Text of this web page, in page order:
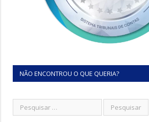
NÃO ENCONTROU O QUE QUERIA?